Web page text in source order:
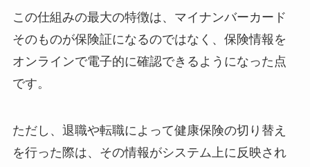
この仕組みの最大の特徴は、マイナンバーカード
そのものが保険証になるのではなく、保険情報を
オンラインで電子的に確認できるようになった点
です。
ただし、退職や転職によって健康保険の切り替え
を行った際は、その情報がシステム上に反映され